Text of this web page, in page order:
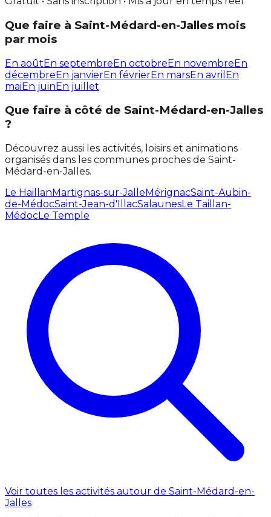
Que faire à Saint-Médard-en-Jalles mois
par mois
En aoûtEn septembreEn octobreEn novembreEn
décembreEn janvierEn févrierEn marsEn avril En
maiEn juinEn juillet
Que faire à côté de Saint-Médard-en-Jalles
?
Découvrez aussi les activités, loisirs et animations
organisés dans les communes proches de Saint-
Médard-en-Jalles.
Le HaillanMartignas-sur-JalleMérignacSaint-Aubin-
de-MédocSaint-Jean-d'IllacSalaunesLe Taillan-
MédocLe Temple
Voir toutes les activités autour de Saint-Médard-en-
Jalles